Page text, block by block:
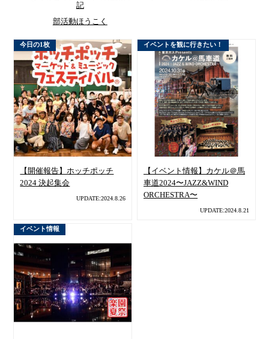
記
部活動ほうこく
今日の1枚
【開催報告】ホッチポッチ
2024 決起集会
UPDATE:2024.8.26
イベントを観に行きたい！
【イベント情報】カケル＠馬
車道2024〜JAZZ&WIND
ORCHESTRA〜
UPDATE:2024.8.21
イベント情報